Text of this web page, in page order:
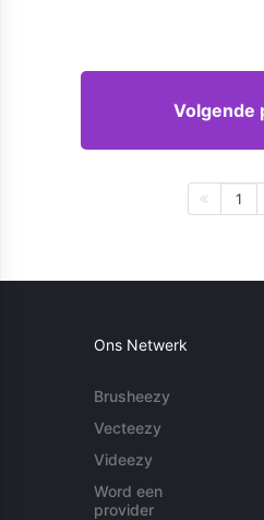
Volgende
1
Ons Netwerk
Brusheezy
Vecteezy
Videezy
Word een
provider